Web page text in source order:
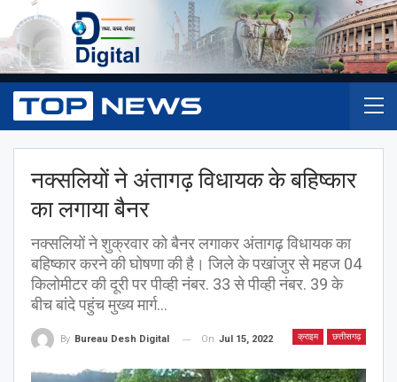
नक्सलियों ने अंतागढ़ विधायक के बहिष्कार
का लगाया बैनर
नक्सलियों ने शुक्रवार को बैनर लगाकर अंतागढ़ विधायक का
बहिष्कार करने की घोषणा की है। जिले के पखांजुर से महज 04
किलोमीटर की दूरी पर पीव्ही नंबर. 33 से पीव्ही नंबर. 39 के
बीच बांदे पहुंच मुख्य मार्ग...
क्राइम छत्तीसगढ़
By Bureau Desh Digital On Jul 15, 2022